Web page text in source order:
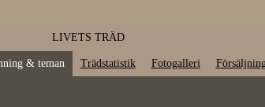
LIVETS TRÄD
& teman Trädstatistik Fotogalleri